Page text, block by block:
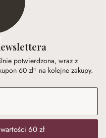
potwierdzona, wraz z
60 zł¹ na kolejne zakupy.
60 zł